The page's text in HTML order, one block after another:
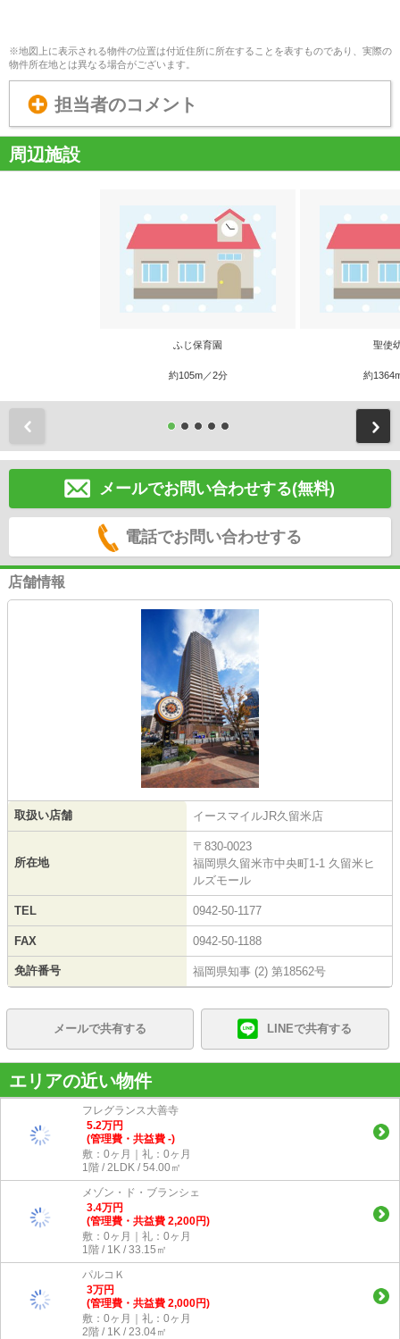
※地図上に表示される物件の位置は付近住所に所在することを表すものであり、実際の
物件所在地とは異なる場合がございます。
担当者のコメント
周辺施設
ふじ保育園
約105m／2分
聖使
約
メールでお問い合わせする(無料)
電話でお問い合わせする
店舗情報
取扱い店舗 イースマイルJR久留米店
所在地
〒830-0023
福岡県久留米市中央町1-1 久留米ヒ
ルズモール
TEL 0942-50-1177
FAX 0942-50-1188
免許番号 福岡県知事 (2) 第18562号
メールで共有する LINEで共有する
エリアの近い物件
フレグランス大善寺
5.2万円
(管理費・共益費 -)
敷：0ヶ月｜礼：0ヶ月
1階 / 2LDK / 54.00㎡
メゾン・ド・ブランシェ
3.4万円
(管理費・共益費 2,200円)
敷：0ヶ月｜礼：0ヶ月
1階 / 1K / 33.15㎡
パルコＫ
3万円
(管理費・共益費 2,000円)
敷：0ヶ月｜礼：0ヶ月
2階 / 1K / 23.04㎡